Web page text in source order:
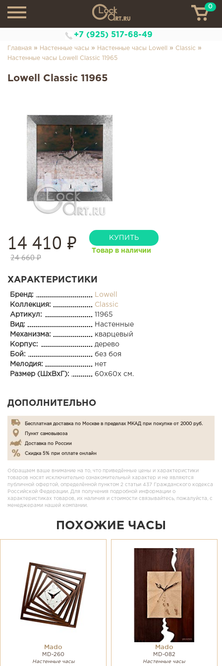
+7 (925) 517-68-49
ТН
0
Главная » Настенные часы » Настенные часы Lowell » Classic »
Настенные часы Lowell Classic 11965
Lowell Classic 11965
14 410 ₽
24 660 ₽
КУПИТЬ
Товар в наличии
ХАРАКТЕРИСТИКИ
Бренд:
Lowell
Коллекция:
Classic
Артикул:
11965
Вид:
Настенные
Механизма:
кварцевый
Корпус:
дерево
Бой:
без боя
Мелодия:
нет
Размер (ШхВхГ):
60x60x см.
ДОПОЛНИТЕЛЬНО
Бесплатная доставка по Москве в пределах МКАД при покупке от 2000 руб.
Пункт самовывоза
Доставка по России
Скидка 5% при оплате онлайн
Обращаем ваше внимание на то, что приведённые цены и характеристики
товаров носят исключительно ознакомительный характер и не являются
публичной офертой, определённой пунктом 2 статьи 437 Гражданского кодекса
Российской Федерации. Для получения подробной информации о
характеристиках товаров, их наличия и стоимости связывайтесь, пожалуйста, с
менеджерами нашей компании.
ПОХОЖИЕ ЧАСЫ
Mado
MD-260
Настенные часы
Mado
MD-082
Настенные часы